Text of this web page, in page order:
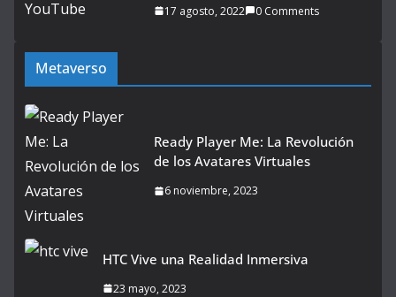
17 agosto, 2022 0 Comments
Metaverso
Ready Player Me: La Revolución
de los Avatares Virtuales
6 noviembre, 2023
HTC Vive una Realidad Inmersiva
23 mayo, 2023